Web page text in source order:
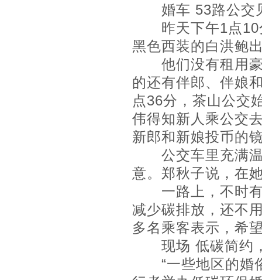
婚车 53路公交
昨天下午1点10
黑色西装的白洪鲍
他们没有租用豪
的还有伴郎、伴娘
点36分，茶山公交
伟得知新人乘公交
新郎和新娘投币的
公交车里充满温
意。郑秋子说，在
一路上，不时有
减少碳排放，还不
多名乘客表示，希
现场 低碳简约
“一些地区的婚俗